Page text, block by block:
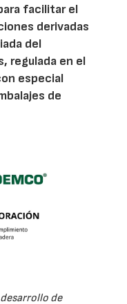
facilitar el
derivadas
del
regulada en el
especial
de
de